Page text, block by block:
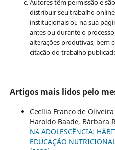
Autores têm permissão e
distribuir seu trabalho
institucionais ou na sua
antes ou durante o
alterações produtivas, bem
citação do trabalho
Artigos mais lidos pelo
Cecília Franco de
Haroldo Baade, Bárbara
NA ADOLESCÊNCIA:
EDUCAÇÃO NUTRICIONAL